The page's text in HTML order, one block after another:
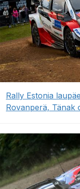
Rally Estonia
Rovanperä, Tänak